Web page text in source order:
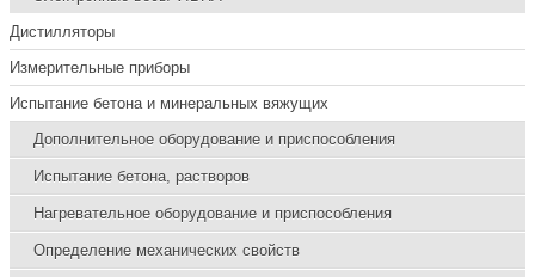
Дистилляторы
Измерительные приборы
Испытание бетона и минеральных вяжущих
Дополнительное оборудование и приспособления
Испытание бетона, растворов
Нагревательное оборудование и приспособления
Определение механических свойств